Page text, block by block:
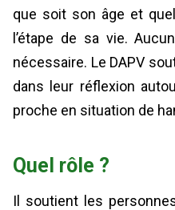
que soit son âge et
l’étape de sa vie.
nécessaire. Le DAPV
dans leur réflexion
proche en situation de
Quel rôle ?
Il soutient les